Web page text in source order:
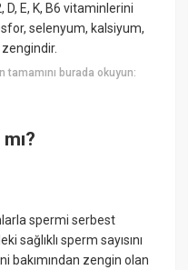
E, K, B6 vitaminlerini
selenyum, kalsiyum,
tamamını burada okuyun:
spermi serbest
sağlıklı sperm sayısını
bakımından zengin olan